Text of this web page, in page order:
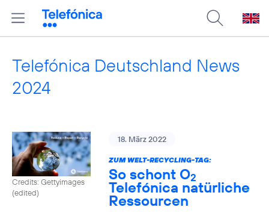
Telefónica Deutschland News
2024
Credits: Gettyimages
(edited)
18. März 2022
ZUM WELT-RECYCLING-TAG:
So schont O2
Telefónica natürliche
Ressourcen